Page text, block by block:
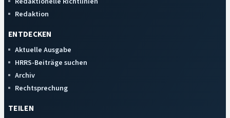
Redaktion
ENTDECKEN
Aktuelle Ausgabe
HRRS-Beiträge suchen
Archiv
Rechtsprechung
TEILEN